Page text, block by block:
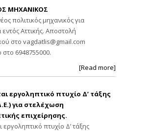
ΜΗΧΑΝΙΚΟΣ
πολιτικός μηχανικός για
εντός Αττικής. Αποστολή
στο vagdatlis@gmail.com
6948755000.
[Read more]
εργοληπτικό πτυχίο Δ’ τάξης
για στελέχωση
επιχείρησης.
εργοληπτικό πτυχίο Δ’ τάξης